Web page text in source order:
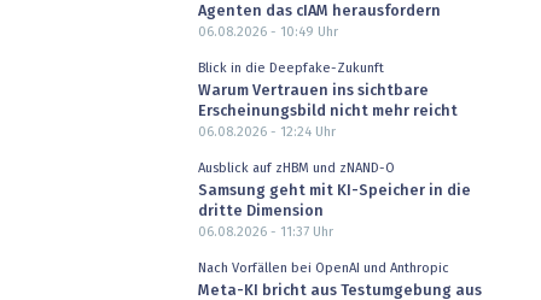
Agenten das cIAM herausfordern
06.08.2026 - 10:49 Uhr
Blick in die Deepfake-Zukunft
Warum Vertrauen ins sichtbare
Erscheinungsbild nicht mehr reicht
06.08.2026 - 12:24Uhr
Ausblick auf zHBM und zNAND-O
Samsung geht mit KI-Speicher in die
dritte Dimension
06.08.2026 - 11:37Uhr
Nach Vorfällen bei OpenAI und Anthropic
Meta-KI bricht aus Testumgebung aus